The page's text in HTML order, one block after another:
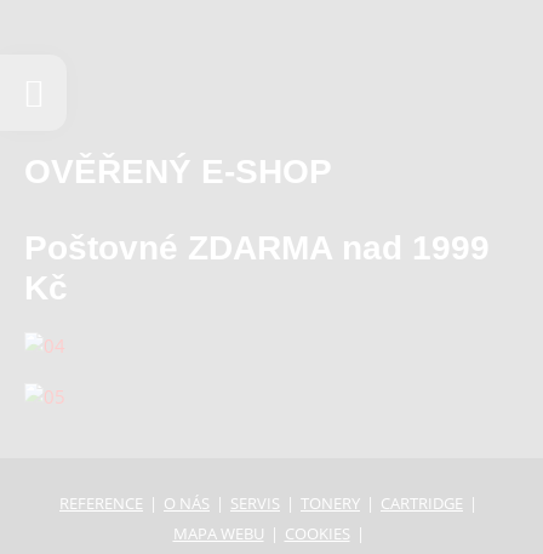
OVĚŘENÝ E-SHOP
Poštovné ZDARMA nad 1999
Kč
REFERENCE O NÁS SERVIS TONERY
CARTRIDGE
MAPA WEBU
COOKIES